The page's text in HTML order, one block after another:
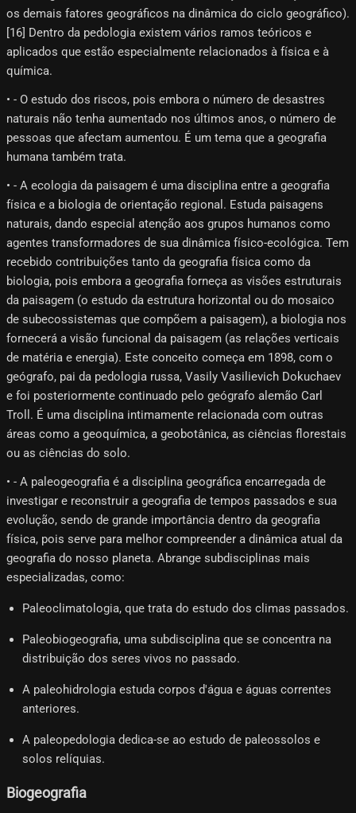
os demais fatores geográficos na dinâmica do ciclo geográfico).
[16]​ Dentro da pedologia existem vários ramos teóricos e
aplicados que estão especialmente relacionados à física e à
química.
• - O estudo dos riscos, pois embora o número de desastres
naturais não tenha aumentado nos últimos anos, o número de
pessoas que afectam aumentou. É um tema que a geografia
humana também trata.
• - A ecologia da paisagem é uma disciplina entre a geografia
física e a biologia de orientação regional. Estuda paisagens
naturais, dando especial atenção aos grupos humanos como
agentes transformadores de sua dinâmica físico-ecológica. Tem
recebido contribuições tanto da geografia física como da
biologia, pois embora a geografia forneça as visões estruturais
da paisagem (o estudo da estrutura horizontal ou do mosaico
de subecossistemas que compõem a paisagem), a biologia nos
fornecerá a visão funcional da paisagem (as relações verticais
de matéria e energia). Este conceito começa em 1898, com o
geógrafo, pai da pedologia russa, Vasily Vasilievich Dokuchaev
e foi posteriormente continuado pelo geógrafo alemão Carl
Troll. É uma disciplina intimamente relacionada com outras
áreas como a geoquímica, a geobotânica, as ciências florestais
ou as ciências do solo.
• - A paleogeografia é a disciplina geográfica encarregada de
investigar e reconstruir a geografia de tempos passados ​​e sua
evolução, sendo de grande importância dentro da geografia
física, pois serve para melhor compreender a dinâmica atual da
geografia do nosso planeta. Abrange subdisciplinas mais
especializadas, como:
Paleoclimatologia, que trata do estudo dos climas passados.
Paleobiogeografia, uma subdisciplina que se concentra na
distribuição dos seres vivos no passado.
A paleohidrologia estuda corpos d'água e águas correntes
anteriores.
A paleopedologia dedica-se ao estudo de paleossolos e
solos relíquias.
Biogeografia